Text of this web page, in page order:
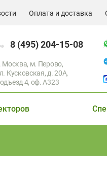
Оплата и доставка
8 (495) 204-15-08
Москва, м. Перово,
Кусковская, д. 20А,
4, оф. A323